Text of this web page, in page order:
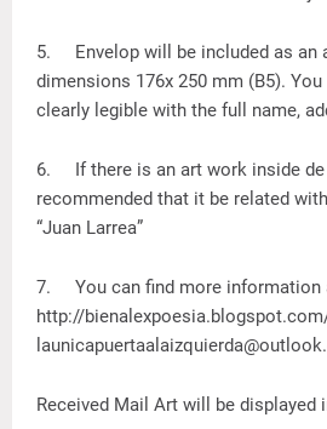
5.
Envelop will be included as an
dimensions 176x 250 mm (B5).
clearly legible with the full name,
6.
If there is an art work inside
recommended that it be related
“Juan Larrea”
7.
You can find more information
http://
Received Mail Art will be displayed